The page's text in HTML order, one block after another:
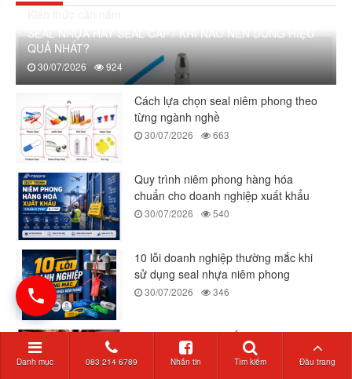
Danh mục 083 214 6789 Nhắn tin Tìm kiếm Đầu trang
SEAL NHỰA HAY SEAL CÁP? KHI NÀO NÊN DÙNG HIỆU
QUẢ NHẤT?
30/07/2026 924
Cách lựa chọn seal niêm phong theo
từng ngành nghề
30/07/2026 663
Quy trình niêm phong hàng hóa
chuẩn cho doanh nghiệp xuất khẩu
30/07/2026 540
10 lỗi doanh nghiệp thường mắc khi
sử dụng seal nhựa niêm phong
30/07/2026 346
12 nguyên nhân khiến doanh nghiệp
thất thoát hàng hóa trong kho
30/07/2026